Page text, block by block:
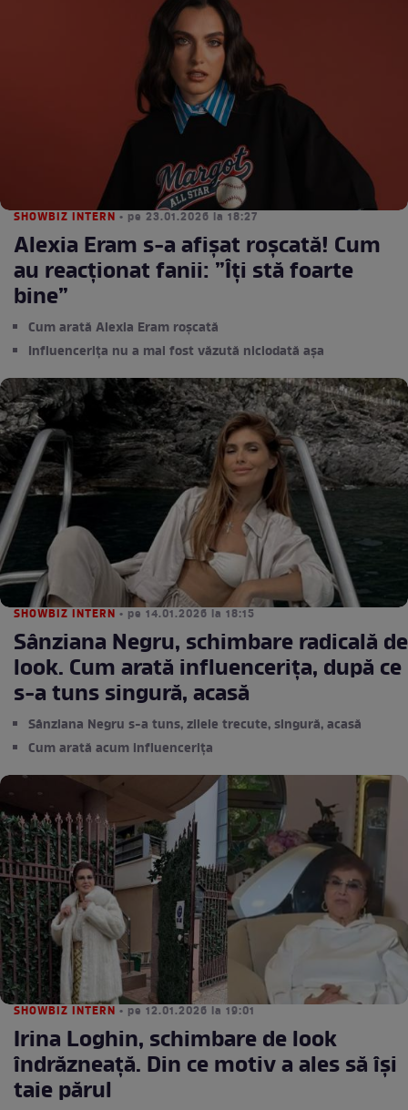
SHOWBIZ INTERN • pe 23.01.2026 la 18:27
Alexia Eram s-a afișat roșcată! Cum
au reacționat fanii: ”Îți stă foarte
bine”
Cum arată Alexia Eram roșcată
Influencerița nu a mai fost văzută niciodată așa
SHOWBIZ INTERN • pe 14.01.2026 la 18:15
Sânziana Negru, schimbare radicală de
look. Cum arată influencerița, după ce
s-a tuns singură, acasă
Sânziana Negru s-a tuns, zilele trecute, singură, acasă
Cum arată acum influencerița
SHOWBIZ INTERN • pe 12.01.2026 la 19:01
Irina Loghin, schimbare de look
îndrăzneață. Din ce motiv a ales să își
taie părul